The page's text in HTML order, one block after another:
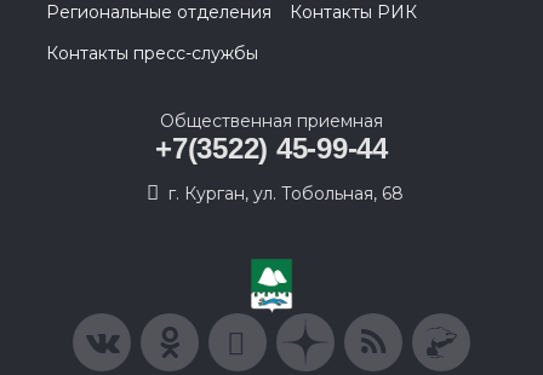
Региональные отделения
Контакты РИК
Контакты пресс-службы
Общественная приемная
+7(3522) 45-99-44
г. Курган, ул. Тобольная, 68